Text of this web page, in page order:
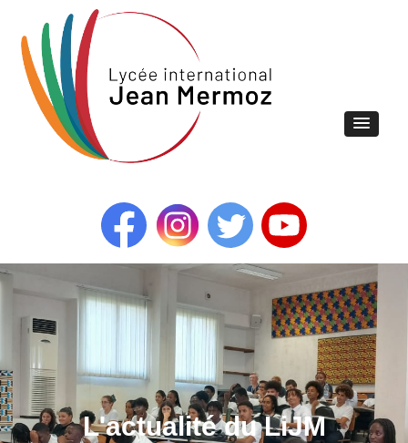
L'actualité du LiJM